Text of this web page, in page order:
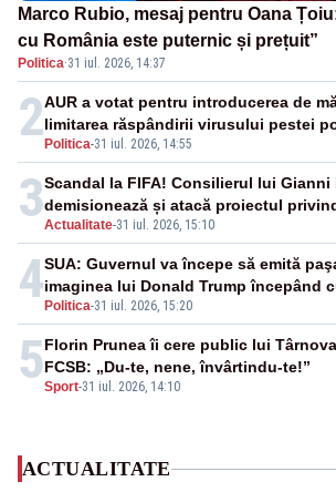
Marco Rubio, mesaj pentru Oana
cu România este puternic și prețuit”
Politica·31 iul. 2026, 14:37
2 Politica-31 iul. 2026, 14:55
AUR a votat pentru introducerea de
limitarea răspândirii virusului pestei
3Actualitate-31 iul. 2026, 15:10
Scandal la FIFA! Consilierul lui
demisionează și atacă proiectul
4 Politica-31 iul. 2026, 15:20
SUA: Guvernul va începe să emită
imaginea lui Donald Trump începând
5Sport-31 iul. 2026, 14:10
Florin Prunea îi cere public lui
FCSB: „Du-te, nene, învârtindu-te!”
ACTUALITATE